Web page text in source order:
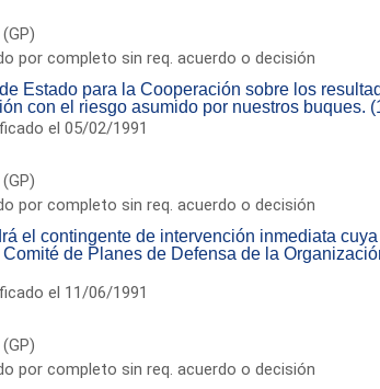
por completo sin req. acuerdo o decisión
Estado para la Cooperación sobre los
con el riesgo asumido por nuestros buques.
el 05/02/1991
por completo sin req. acuerdo o decisión
el contingente de intervención inmediata
de Planes de Defensa de la
el 11/06/1991
por completo sin req. acuerdo o decisión